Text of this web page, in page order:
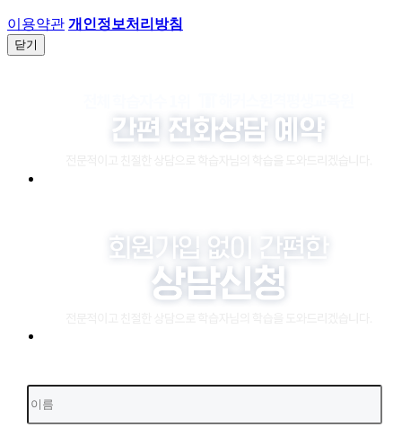
이용약관 개인정보처리방침
닫기